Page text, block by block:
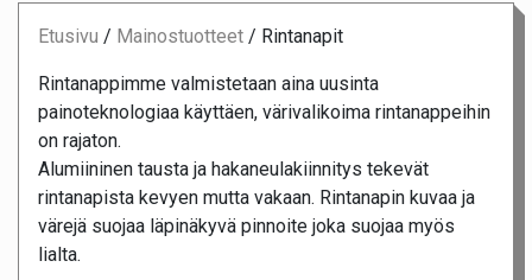
Etusivu / Mainostuotteet / Rintanapit
Rintanappimme valmistetaan aina uusinta
painoteknologiaa käyttäen, värivalikoima rintanappeihin
on rajaton.
Alumiininen tausta ja hakaneulakiinnitys tekevät
rintanapista kevyen mutta vakaan. Rintanapin kuvaa ja
värejä suojaa läpinäkyvä pinnoite joka suojaa myös
lialta.